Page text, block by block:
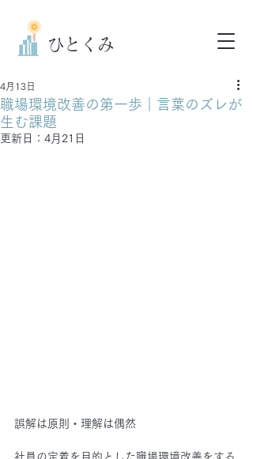
ひとくみ
職場環境改善の第一歩｜言葉のズレが
生む課題
4月13日
更新日： 4月21日
誤解は原則・理解は偶然
社員の定着を目的とした職場環境改善をする